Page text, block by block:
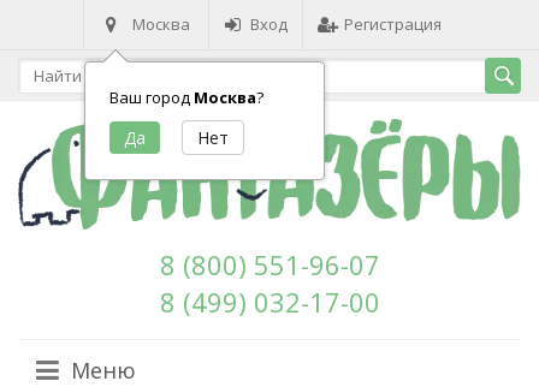
Москва
Ваш город Москва?
Вход Регистрация
8 (800) 551-96-07
8 (499) 032-17-00
Меню